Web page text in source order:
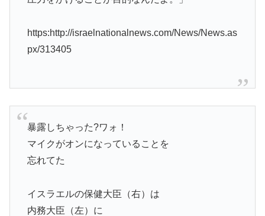
https:http://israelnationalnews.com/News/News.as
px/313405
暴露しちゃった?ワォ！
マイクがオンになっていることを
忘れてた
イスラエルの保健大臣（右）は
内務大臣（左）に